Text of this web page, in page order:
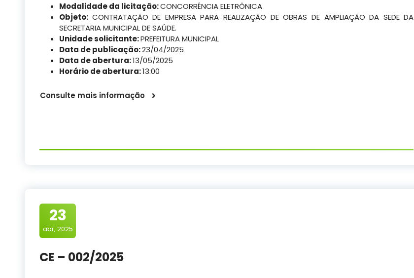
Modalidade da licitação:CONCORRÊNCIA ELETRÔNICA
Objeto: CONTRATAÇÃO DE EMPRESA PARA REALIZAÇÃO DE OBRAS DE AMPLIAÇÃO DA SEDE DA
SECRETARIA MUNICIPAL DE SAÚDE.
Unidade solicitante:PREFEITURA MUNICIPAL
Data de publicação:23/04/2025
Data de abertura:13/05/2025
Horário de abertura:13:00
Consulte mais informação
23
abr, 2025
CE – 002/2025